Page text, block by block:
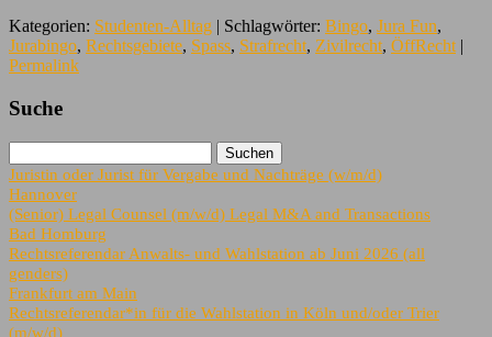
Kategorien: Studenten-Alltag | Schlagwörter: Bingo, Jura Fun,
Jurabingo, Rechtsgebiete, Spass, Strafrecht, Zivilrecht, ÖffRecht|
Permalink
Suche
Juristin oder Jurist für Vergabe und Nachträge (w/m/d)
Hannover
(Senior) Legal Counsel (m/w/d) Legal M&A and Transactions
Bad Homburg
Rechtsreferendar Anwalts- und Wahlstation ab Juni 2026 (all
genders)
Frankfurt am Main
Rechtsreferendar*in für die Wahlstation in Köln und/oder Trier
(m/w/d)